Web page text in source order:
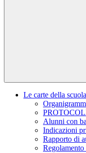
Le carte della scuola
Alunni con
Indicazioni
Rapporto di